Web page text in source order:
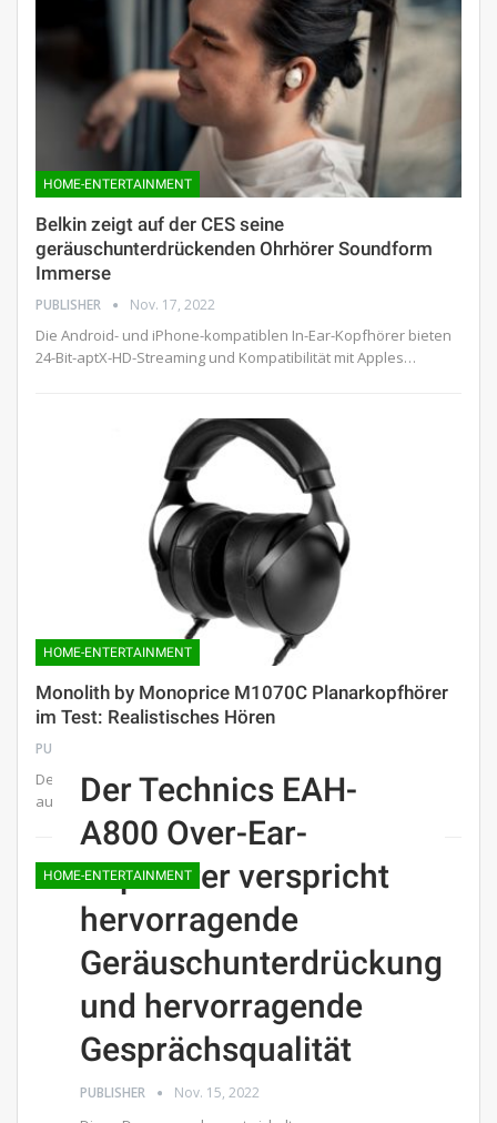
HOME-ENTERTAINMENT
Belkin zeigt auf der CES seine
geräuschunterdrückenden Ohrhörer Soundform
Immerse
PUBLISHER Nov. 17, 2022
Die Android- und iPhone-kompatiblen In-Ear-Kopfhörer bieten
24-Bit-aptX-HD-Streaming und Kompatibilität mit Apples…
HOME-ENTERTAINMENT
Monolith by Monoprice M1070C Planarkopfhörer
im Test: Realistisches Hören
PUBLISHER
Der geschlossene, planare Kopfhörer von Monoprice bietet
audiophile Qualität in einem komfortablen und…
HOME-ENTERTAINMENT
Der Technics EAH-
A800 Over-Ear-
Kopfhörer verspricht
hervorragende
Geräuschunterdrückung
und hervorragende
Gesprächsqualität
PUBLISHER Nov. 15, 2022